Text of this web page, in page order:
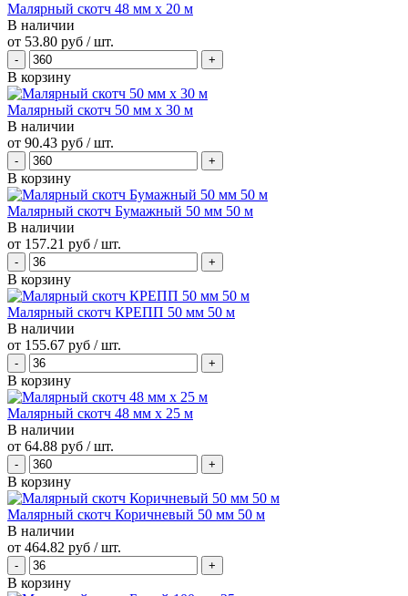
Малярный скотч 48 мм х 20 м
В наличии
от 53.80 руб / шт.
В корзину
Малярный скотч 50 мм х 30 м
В наличии
от 90.43 руб / шт.
В корзину
Малярный скотч Бумажный 50 мм 50 м
В наличии
от 157.21 руб / шт.
В корзину
Малярный скотч КРЕПП 50 мм 50 м
В наличии
от 155.67 руб / шт.
В корзину
Малярный скотч 48 мм х 25 м
В наличии
от 64.88 руб / шт.
В корзину
Малярный скотч Коричневый 50 мм 50 м
В наличии
от 464.82 руб / шт.
В корзину